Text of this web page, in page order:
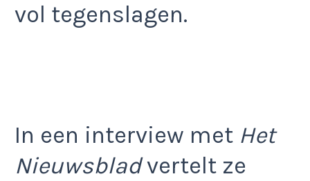
vol tegenslagen.
In een interview met Het
Nieuwsbladvertelt ze